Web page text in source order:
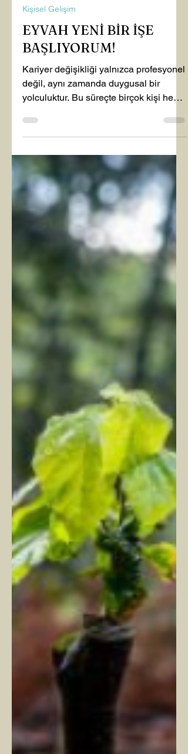
BEYZA TUNCA
1 Oca 2025
Kişisel Gelişim
EYVAH YENİ BİR İŞE
BAŞLIYORUM!
Kariyer değişikliği yalnızca profesyonel
yolculuktur. Bu süreçte birçok kişi hem
heyecan hem de...